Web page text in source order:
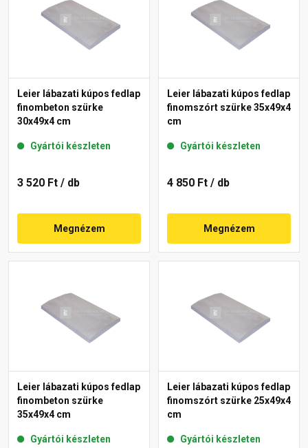
Leier lábazati kúpos fedlap
finombeton szürke
30x49x4 cm
Gyártói készleten
3 520 Ft / db
Megnézem
Leier lábazati kúpos fedlap
finomszórt szürke 35x49x4
cm
Gyártói készleten
4 850 Ft / db
Megnézem
Leier lábazati kúpos fedlap
finombeton szürke
35x49x4 cm
Gyártói készleten
Leier lábazati kúpos fedlap
finomszórt szürke 25x49x4
cm
Gyártói készleten